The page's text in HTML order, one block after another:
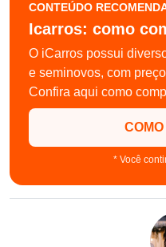
CONTEÚDO
Icarros: como
O iCarros possui
e seminovos, com
Confira aqui como
* Você